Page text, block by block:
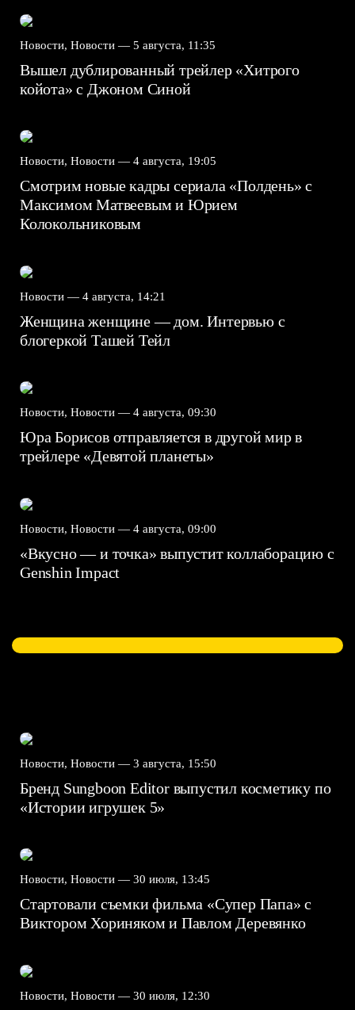
Новости, Новости — 5 августа, 11:35
Вышел дублированный трейлер «Хитрого
койота» с Джоном Синой
Новости, Новости — 4 августа, 19:05
Смотрим новые кадры сериала «Полдень» с
Максимом Матвеевым и Юрием
Колокольниковым
Новости — 4 августа, 14:21
Женщина женщине — дом. Интервью с
блогеркой Ташей Тейл
Новости, Новости — 4 августа, 09:30
Юра Борисов отправляется в другой мир в
трейлере «Девятой планеты»
Новости, Новости — 4 августа, 09:00
«Вкусно — и точка» выпустит коллаборацию с
Genshin Impact⁠⁠
Новости, Новости — 3 августа, 15:50
Бренд Sungboon Editor выпустил косметику по
«Истории игрушек 5»
Новости, Новости — 30 июля, 13:45
Стартовали съемки фильма «Супер Папа» с
Виктором Хориняком и Павлом Деревянко
Новости, Новости — 30 июля, 12:30